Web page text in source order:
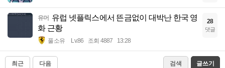
유머 유럽 넷플릭스에서 뜬금없이 대박난 한국 영
화 근황
풀소유 Lv.86 조회 4887 13:28
28
댓글
최근 다음 검색 글쓰기